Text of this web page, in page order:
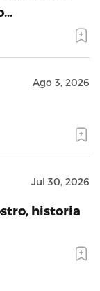
Ago 3, 2026
Jul 30, 2026
historia